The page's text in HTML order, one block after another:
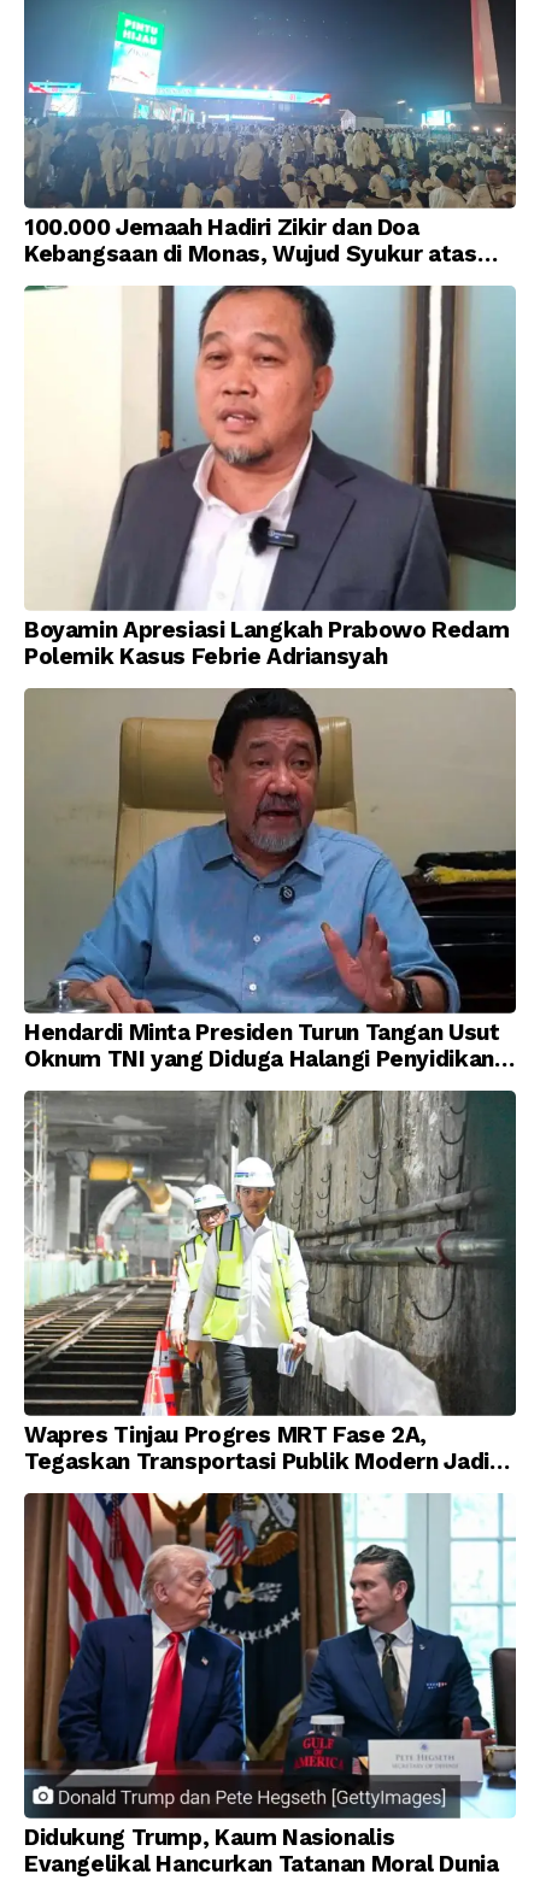
100.000 Jemaah Hadiri Zikir dan Doa
Kebangsaan di Monas, Wujud Syukur atas
Kemerdekaan Indonesia
Boyamin Apresiasi Langkah Prabowo Redam
Polemik Kasus Febrie Adriansyah
Hendardi Minta Presiden Turun Tangan Usut
Oknum TNI yang Diduga Halangi Penyidikan
Korupsi
Wapres Tinjau Progres MRT Fase 2A,
Tegaskan Transportasi Publik Modern Jadi
Prioritas Nasional
Didukung Trump, Kaum Nasionalis
Evangelikal Hancurkan Tatanan Moral Dunia